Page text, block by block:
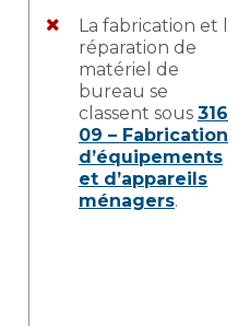
La fabrication et la
réparation de
matériel de
bureau se
classent sous 316-
09 – Fabrication
d’équipements
et d’appareils
ménagers.